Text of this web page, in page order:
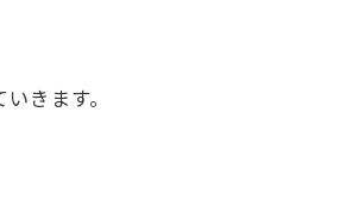
きます。